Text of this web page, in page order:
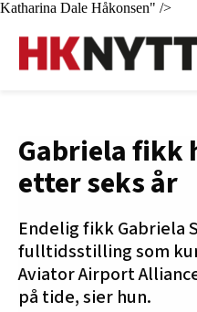
Katharina Dale Håkonsen" />
Gabriela fikk
etter seks år
Endelig fikk Gabriela
fulltidsstilling som
Aviator Airport
på tide, sier hun.